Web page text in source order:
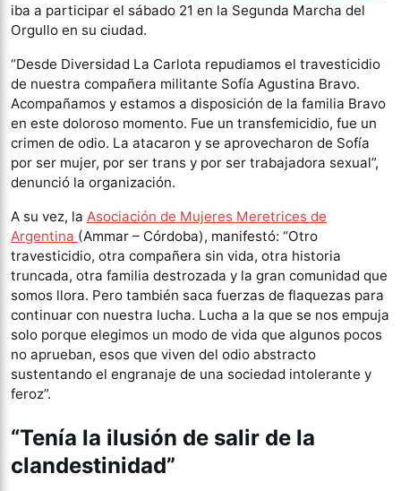
iba a participar el sábado 21 en la Segunda Marcha del
Orgullo en su ciudad.
“Desde Diversidad La Carlota repudiamos el travesticidio
de nuestra compañera militante Sofía Agustina Bravo.
Acompañamos y estamos a disposición de la familia Bravo
en este doloroso momento. Fue un transfemicidio, fue un
crimen de odio. La atacaron y se aprovecharon de Sofía
por ser mujer, por ser trans y por ser trabajadora sexual”,
denunció la organización.
A su vez, la Asociación de Mujeres Meretrices de
Argentina (Ammar – Córdoba), manifestó: “Otro
travesticidio, otra compañera sin vida, otra historia
truncada, otra familia destrozada y la gran comunidad que
somos llora. Pero también saca fuerzas de flaquezas para
continuar con nuestra lucha. Lucha a la que se nos empuja
solo porque elegimos un modo de vida que algunos pocos
no aprueban, esos que viven del odio abstracto
sustentando el engranaje de una sociedad intolerante y
feroz”.
“Tenía la ilusión de salir de la
clandestinidad”